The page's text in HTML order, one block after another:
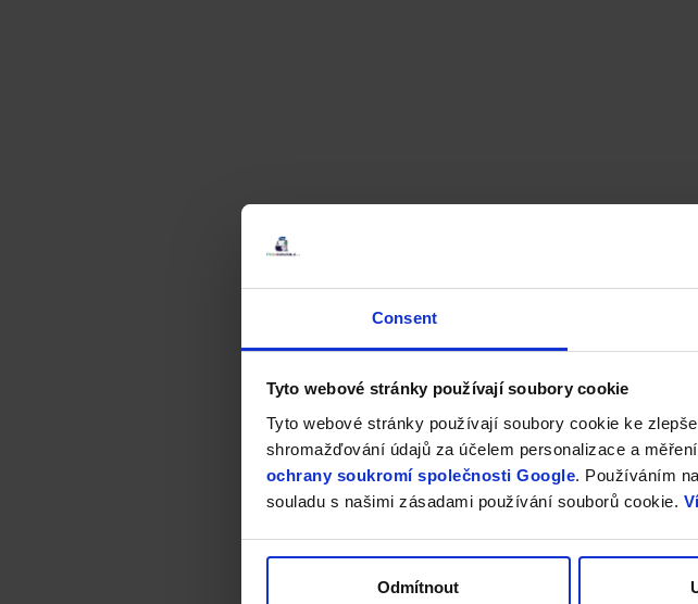
Consent
Tyto webové stránky používají soubory cookie
Tyto webové stránky používají soubory cookie ke
shromažďování údajů za účelem personalizace a
ochrany soukromí společnosti Google. Používáním
souladu s našimi zásadami používání souborů cookie.
Odmítnout